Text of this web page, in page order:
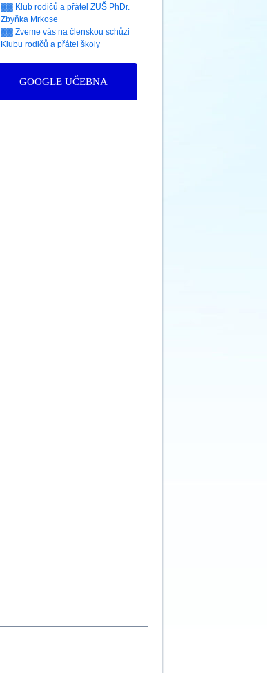
▓▓ Klub rodičů a přátel ZUŠ PhDr.
Zbyňka Mrkose
▓▓ Zveme vás na členskou schůzi
Klubu rodičů a přátel školy
GOOGLE UČEBNA